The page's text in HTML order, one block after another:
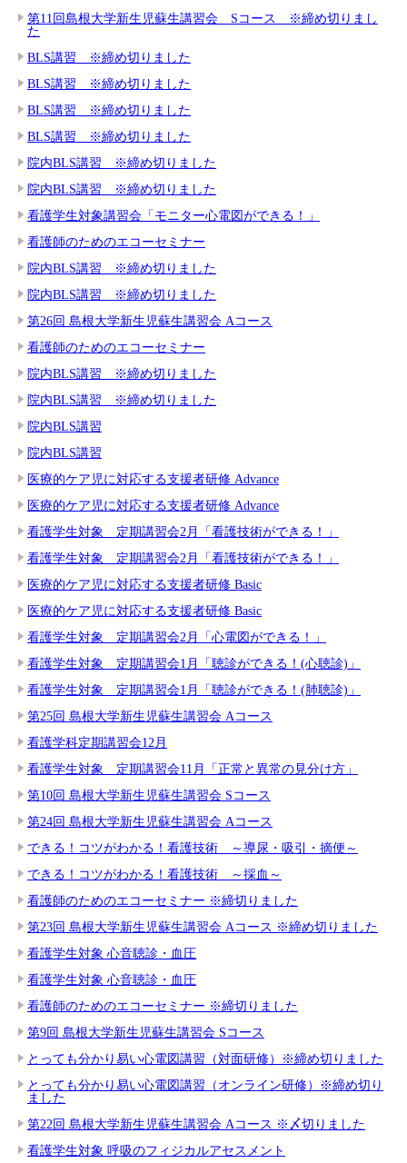
第11回島根大学新生児蘇生講習会 Sコース ※締め切りまし
た
BLS講習 ※締め切りました
BLS講習 ※締め切りました
BLS講習 ※締め切りました
BLS講習 ※締め切りました
院内BLS講習 ※締め切りました
院内BLS講習 ※締め切りました
看護学生対象講習会「モニター心電図ができる！」
看護師のためのエコーセミナー
院内BLS講習 ※締め切りました
院内BLS講習 ※締め切りました
第26回 島根大学新生児蘇生講習会 Aコース
看護師のためのエコーセミナー
院内BLS講習 ※締め切りました
院内BLS講習 ※締め切りました
院内BLS講習
院内BLS講習
医療的ケア児に対応する支援者研修 Advance
医療的ケア児に対応する支援者研修 Advance
看護学生対象 定期講習会2月「看護技術ができる！」
看護学生対象 定期講習会2月「看護技術ができる！」
医療的ケア児に対応する支援者研修 Basic
医療的ケア児に対応する支援者研修 Basic
看護学生対象 定期講習会2月「心電図ができる！」
看護学生対象 定期講習会1月「聴診ができる！(心聴診)」
看護学生対象 定期講習会1月「聴診ができる！(肺聴診)」
第25回 島根大学新生児蘇生講習会 Aコース
看護学科定期講習会12月
看護学生対象 定期講習会11月「正常と異常の見分け方」
第10回 島根大学新生児蘇生講習会 Sコース
第24回 島根大学新生児蘇生講習会 Aコース
できる！コツがわかる！看護技術 ～導尿・吸引・摘便～
できる！コツがわかる！看護技術 ～採血～
看護師のためのエコーセミナー ※締切りました
第23回 島根大学新生児蘇生講習会 Aコース ※締め切りました
看護学生対象 心音聴診・血圧
看護学生対象 心音聴診・血圧
看護師のためのエコーセミナー ※締切りました
第9回 島根大学新生児蘇生講習会 Sコース
とっても分かり易い心電図講習（対面研修）※締め切りました
とっても分かり易い心電図講習（オンライン研修）※締め切り
ました
第22回 島根大学新生児蘇生講習会 Aコース ※〆切りました
看護学生対象 呼吸のフィジカルアセスメント